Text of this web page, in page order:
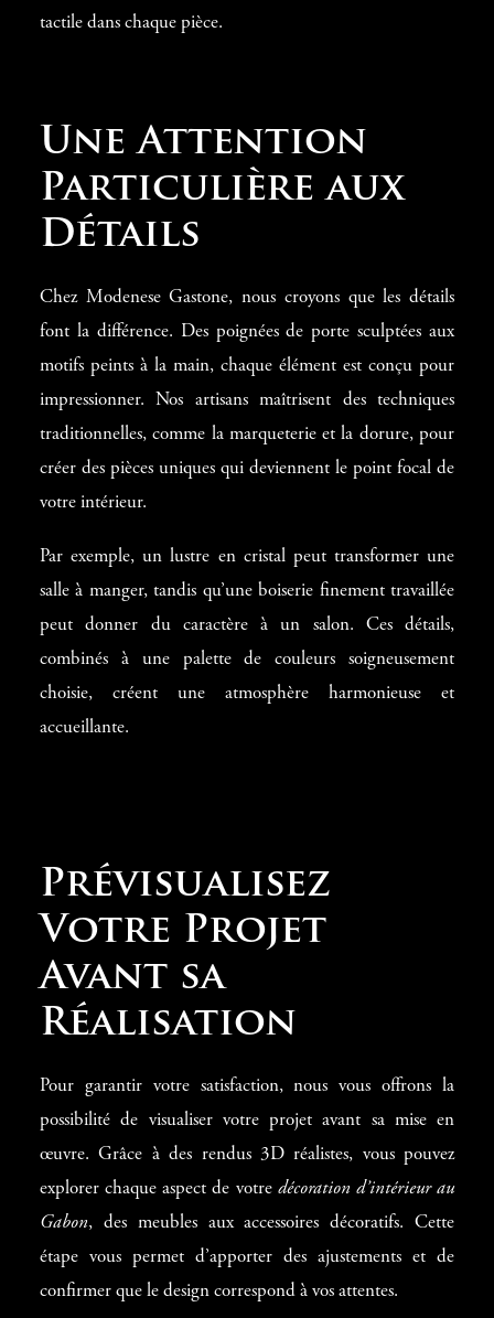
tactile dans chaque pièce.
Une Attention
Particulière aux
Détails
Chez Modenese Gastone, nous croyons que les détails
font la différence. Des poignées de porte sculptées aux
motifs peints à la main, chaque élément est conçu pour
impressionner. Nos artisans maîtrisent des techniques
traditionnelles, comme la marqueterie et la dorure, pour
créer des pièces uniques qui deviennent le point focal de
votre intérieur.
Par exemple, un lustre en cristal peut transformer une
salle à manger, tandis qu’une boiserie finement travaillée
peut donner du caractère à un salon. Ces détails,
combinés à une palette de couleurs soigneusement
choisie, créent une atmosphère harmonieuse et
accueillante.
Prévisualisez
Votre Projet
Avant sa
Réalisation
Pour garantir votre satisfaction, nous vous offrons la
possibilité de visualiser votre projet avant sa mise en
œuvre. Grâce à des rendus 3D réalistes, vous pouvez
explorer chaque aspect de votre décoration d’intérieur au
Gabon, des meubles aux accessoires décoratifs. Cette
étape vous permet d’apporter des ajustements et de
confirmer que le design correspond à vos attentes.